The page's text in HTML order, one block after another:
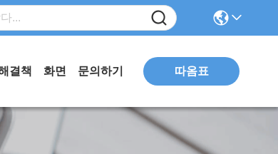
결책 화면 문의하기 따옴표